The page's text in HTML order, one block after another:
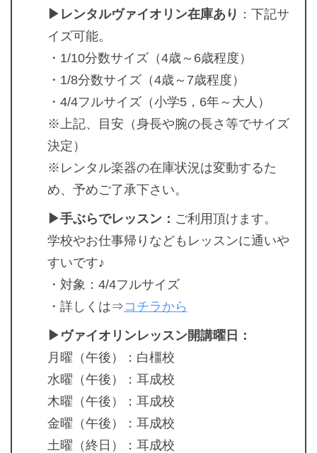
▶レンタルヴァイオリン在庫あり ：下記サ
イズ可能。
・1/10分数サイズ（4歳～6歳程度）
・1/8分数サイズ（4歳～7歳程度）
・4/4フルサイズ（小学5，6年～大人）
※上記、目安（身長や腕の長さ等でサイズ
決定）
※レンタル楽器の在庫状況は変動するた
め、予めご了承下さい。
▶手ぶらでレッスン： ご利用頂けます。
学校やお仕事帰りなどもレッスンに通いや
すいです♪
・対象：4/4フルサイズ
・詳しくは⇒コチラから
▶ヴァイオリンレッスン開講曜日：
月曜（午後）：白橿校
水曜（午後）：耳成校
木曜（午後）：耳成校
金曜（午後）：耳成校
土曜（終日）：耳成校